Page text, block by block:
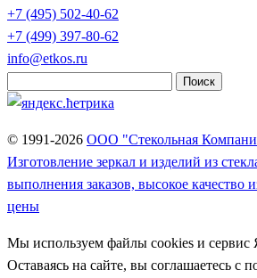
+7 (495) 502-40-62
+7 (499) 397-80-62
info@etkos.ru
© 1991-2026 ООО "Стекольная
Изготовление зеркал и изделий из
выполнения заказов, высокое качество
цены
Мы используем файлы cookies и сервис
Оставаясь на сайте, вы соглашаетесь с